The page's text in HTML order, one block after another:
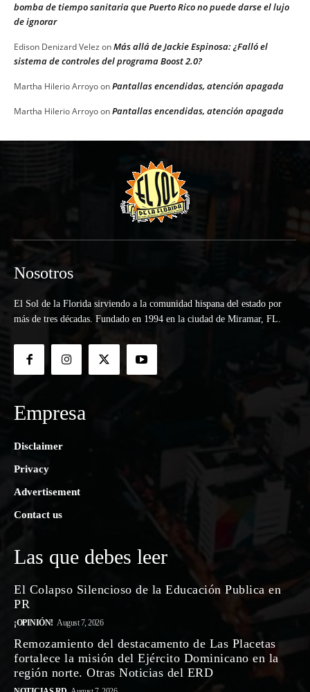
bomba de tiempo sanitaria que Puerto Rico no puede darse el lujo
de ignorar
Edison Denizard Velez onMás allá de Jackie Espinosa: ¿Falló el
sistema de controles del programa Boost 2.0?
Martha Hilerio ArroyoonPantallas encendidas, atención apagada
Martha Hilerio ArroyoonPantallas encendidas, atención apagada
Nosotros
El Sol de la Florida sirviendo a la comunidad hispana del estado por
más de tres décadas. Fundado en 1994 en la ciudad de Miramar, FL.
Empresa
Disclaimer
Privacy
Advertisement
Contact us
Las que debes leer
El Colapso Silencioso de la Educación Publica en
PR
¡OPINIÓN! August 7, 2026
Remozamiento del destacamento de Las Placetas
fortalece la misión del Ejército Dominicano en la
región norte. Otras Noticias del ERD